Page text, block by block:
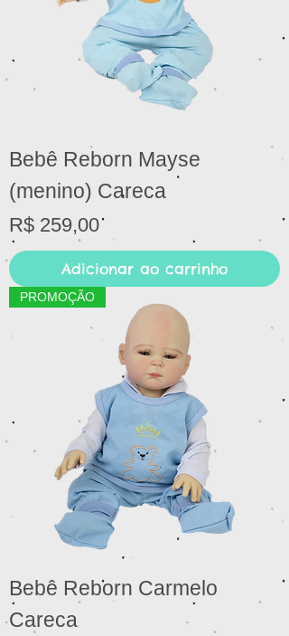
Bebê Reborn Mayse
(menino) Careca
Preço
R$ 259,00
Adicionar ao carrinho
PROMOÇÃO
Bebê Reborn Carmelo
Careca